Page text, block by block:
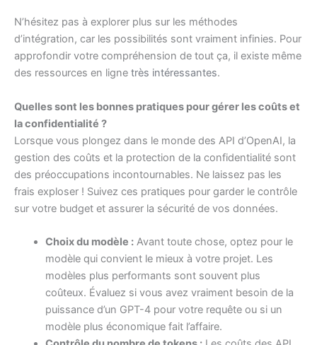
N’hésitez pas à explorer plus sur les méthodes
d’intégration, car les possibilités sont vraiment infinies. Pour
approfondir votre compréhension de tout ça, il existe même
des ressources en ligne très intéressantes.
Quelles sont les bonnes pratiques pour gérer les coûts et
la confidentialité ?
Lorsque vous plongez dans le monde des API d’OpenAI, la
gestion des coûts et la protection de la confidentialité sont
des préoccupations incontournables. Ne laissez pas les
frais exploser ! Suivez ces pratiques pour garder le contrôle
sur votre budget et assurer la sécurité de vos données.
Choix du modèle :Avant toute chose, optez pour le
modèle qui convient le mieux à votre projet. Les
modèles plus performants sont souvent plus
coûteux. Évaluez si vous avez vraiment besoin de la
puissance d’un GPT-4 pour votre requête ou si un
modèle plus économique fait l’affaire.